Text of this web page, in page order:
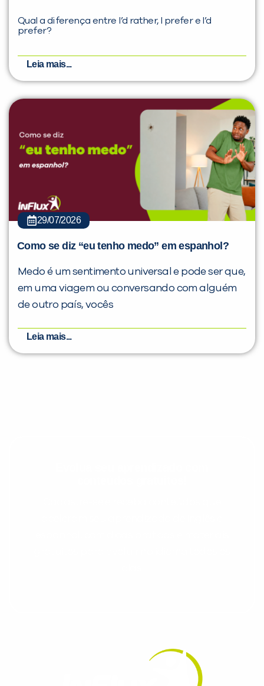
Qual a diferença entre I’d rather, I prefer e I’d
prefer?
Leia mais...
29/07/2026
Como se diz “eu tenho medo” em espanhol?
Medo é um sentimento universal e pode ser que,
em uma viagem ou conversando com alguém
de outro país, vocês
Leia mais...